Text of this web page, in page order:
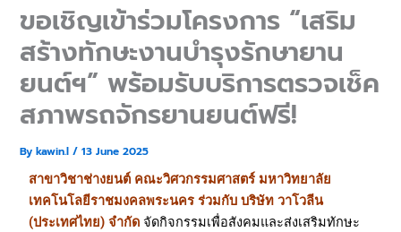
ขอเชิญเข้าร่วมโครงการ “เสริม
สร้างทักษะงานบำรุงรักษายาน
ยนต์ฯ” พร้อมรับบริการตรวจเช็ค
สภาพรถจักรยานยนต์ฟรี!
Bykawin.l/13 June 2025
สาขาวิชาช่างยนต์ คณะวิศวกรรมศาสตร์ มหาวิทยาลัย
เทคโนโลยีราชมงคลพระนคร ร่วมกับ บริษัท วาโวลีน
(ประเทศไทย) จำกัด จัดกิจกรรมเพื่อสังคมและส่งเสริมทักษะ